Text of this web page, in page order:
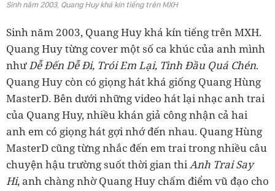
Sinh năm 2003, Quang Huy khá kín tiếng trên MXH
Sinh năm 2003, Quang Huy khá kín tiếng trên MXH.
Quang Huy từng cover một số ca khúc của anh mình
nhưDễ Đến Dễ Đi, Trói Em Lại, Tình Đầu Quá Chén.
Quang Huy còn có giọng hát khá giống Quang Hùng
MasterD. Bên dưới những video hát lại nhạc anh trai
của Quang Huy, nhiều khán giả công nhận cả hai
anh em có giọng hát gợi nhớ đến nhau. Quang Hùng
MasterD cũng từng nhắc đến em trai trong nhiều câu
chuyện hậu trường suốt thời gian thiAnh Trai Say
Hi, anh chàng nhờ Quang Huy chấm điểm vũ đạo cho